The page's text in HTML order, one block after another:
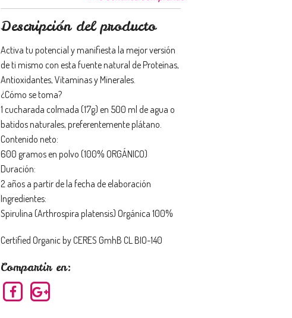
Descripción del producto
Activa tu potencial y manifiesta la mejor versión
de ti mismo con esta fuente natural de Proteínas,
Antioxidantes, Vitaminas y Minerales.
¿Cómo se toma?
1 cucharada colmada (17g) en 500 ml de agua o
batidos naturales, preferentemente plátano.
Contenido neto:
600 gramos en polvo (100% ORGÁNICO)
Duración:
2 años a partir de la fecha de elaboración
Ingredientes:
Spirulina (Arthrospira platensis) Orgánica 100%
Certified Organic by CERES GmhB CL BIO-140
Compartir en: